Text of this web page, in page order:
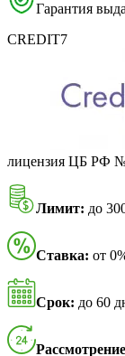
Гарантия
CREDIT7
лицензия ЦБ РФ
Лимит: до
Ставка: от
Срок: до 60